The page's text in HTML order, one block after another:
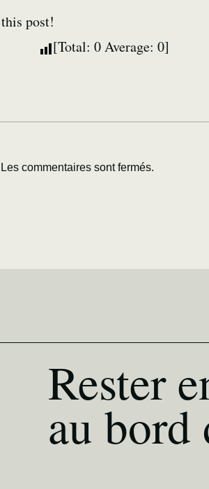
post!
[Total: 0Average: 0]
Les commentaires sont fermés.
Rester
au bord